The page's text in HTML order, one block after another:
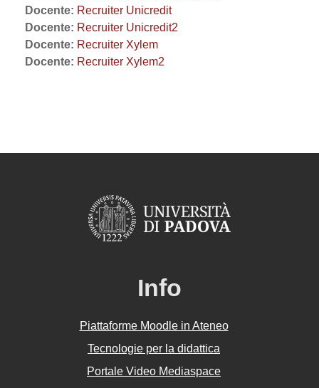
Docente: Recruiter Unicredit
Docente: Recruiter Unicredit2
Docente: Recruiter Xylem
Docente: Recruiter Xylem2
Info
Piattaforme Moodle in Ateneo
Tecnologie per la didattica
Portale Video Mediaspace